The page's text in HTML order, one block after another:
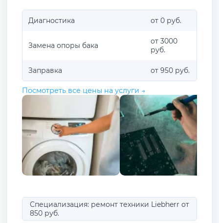
Диагностика от 0 руб.
Замена опоры бака
от 3000
руб.
Заправка от 950 руб.
Посмотреть все цены на услуги →
Специализация: ремонт техники Liebherr от
850 руб.